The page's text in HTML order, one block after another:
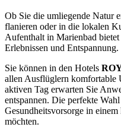
Ob Sie die umliegende Natur
flanieren oder in die lokalen
Aufenthalt in Marienbad
Erlebnissen und Entspannung.
Sie können in den Hotels
allen Ausflüglern komfortable
aktiven Tag erwarten Sie
entspannen. Die perfekte
Gesundheitsvorsorge in
möchten.